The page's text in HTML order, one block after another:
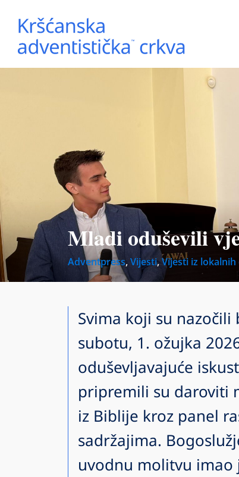
Mladi oduševili
Adventpress,Vijesti,Vijesti iz lokalnih
Svima koji su
subotu, 1. ožujka
oduševljavajuće
pripremili su daroviti
iz Biblije kroz panel
sadržajima.
uvodnu molitvu imao